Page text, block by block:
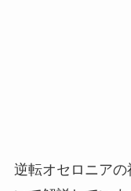
逆転オセロニア